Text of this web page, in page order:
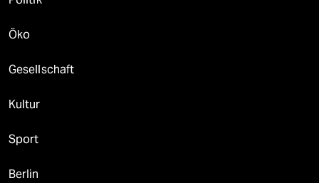
Öko
Gesellschaft
Kultur
Sport
Berlin